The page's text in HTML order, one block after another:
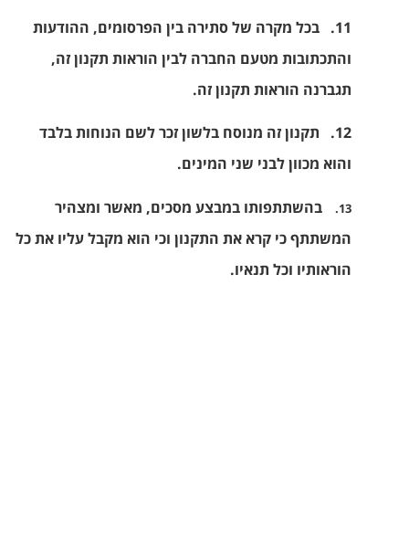
11.
בכל מקרה של סתירה בין הפרסומים, ההודעות
והתכתובות מטעם החברה לבין הוראות תקנון זה,
תגברנה הוראות תקנון זה.
12.
תקנון זה מנוסח בלשון זכר לשם הנוחות בלבד
והוא מכוון לבני שני המינים.
13.
בהשתתפותו במבצע מסכים, מאשר ומצהיר
המשתתף כי קרא את התקנון וכי הוא מקבל עליו את כל
הוראותיו וכל תנאיו.